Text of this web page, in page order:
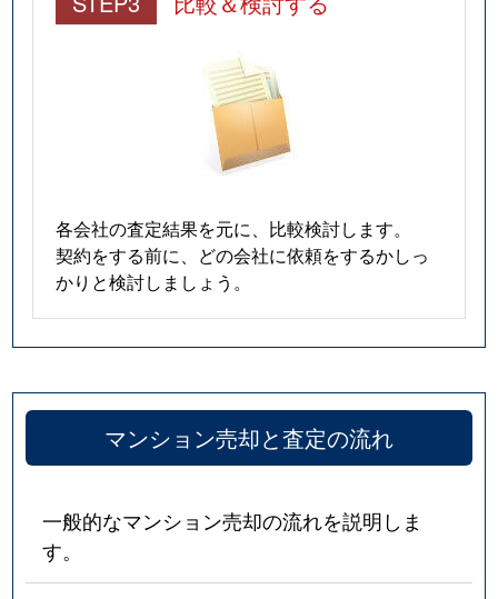
各会社の査定結果を元に、比較検討します。
契約をする前に、どの会社に依頼をするかしっ
かりと検討しましょう。
マンション売却と査定の流れ
一般的なマンション売却の流れを説明しま
す。